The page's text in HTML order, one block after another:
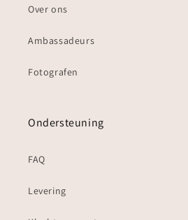
Over ons
Ambassadeurs
Fotografen
Ondersteuning
FAQ
Levering